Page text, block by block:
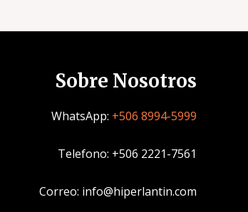
Sobre Nosotros
WhatsApp: +506 8994-5999
Telefono: +506 2221-7561
Correo: info@hiperlantin.com